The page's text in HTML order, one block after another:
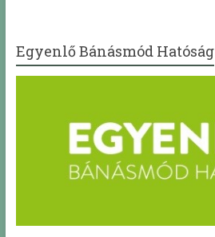
Egyenlő Bánásmód Hatóság